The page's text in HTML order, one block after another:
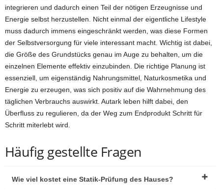
integrieren und dadurch einen Teil der nötigen Erzeugnisse und
Energie selbst herzustellen. Nicht einmal der eigentliche Lifestyle
muss dadurch immens eingeschränkt werden, was diese Formen
der Selbstversorgung für viele interessant macht. Wichtig ist dabei,
die Größe des Grundstücks genau im Auge zu behalten, um die
einzelnen Elemente effektiv einzubinden. Die richtige Planung ist
essenziell, um eigenständig Nahrungsmittel, Naturkosmetika und
Energie zu erzeugen, was sich positiv auf die Wahrnehmung des
täglichen Verbrauchs auswirkt. Autark leben hilft dabei, den
Überfluss zu regulieren, da der Weg zum Endprodukt Schritt für
Schritt miterlebt wird.
Häufig gestellte Fragen
Wie viel kostet eine Statik-Prüfung des Hauses?